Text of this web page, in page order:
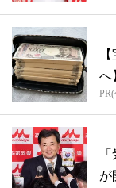
へ
が